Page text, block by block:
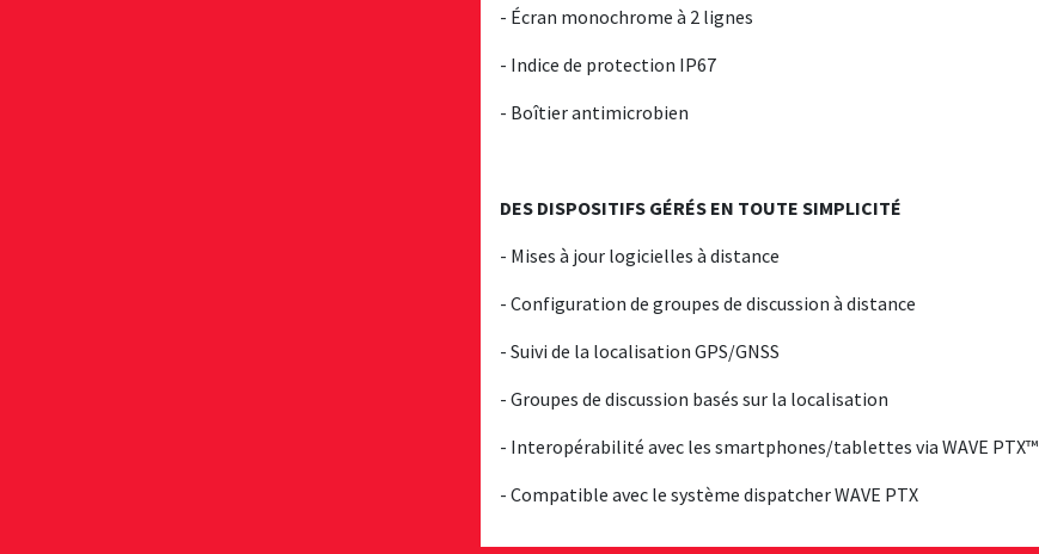
- Écran monochrome à 2 lignes
- Indice de protection IP67
- Boîtier antimicrobien
DES DISPOSITIFS GÉRÉS EN TOUTE SIMPLICITÉ
- Mises à jour logicielles à distance
- Configuration de groupes de discussion à distance
- Suivi de la localisation GPS/GNSS
- Groupes de discussion basés sur la localisation
- Interopérabilité avec les smartphones/tablettes via WAVE PTX™
- Compatible avec le système dispatcher WAVE PTX